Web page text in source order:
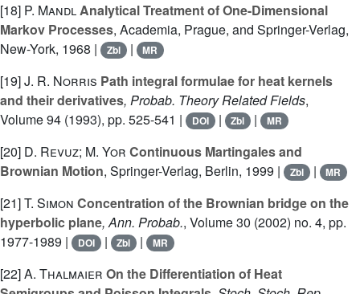
[18] P. MandlAnalytical Treatment of One-Dimensional
Markov Processes, Academia, Prague, and Springer-Verlag,
New-York, 1968 |
Zbl | MR
[19]J. R. Norris Path integral formulae for heat kernels
and their derivatives, Probab. Theory Related Fields,
Volume 94 (1993), pp. 525-541 | DOI | Zbl | MR
[20] D. Revuz; M. Yor Continuous Martingales and
Brownian Motion, Springer-Verlag, Berlin, 1999 | Zbl | MR
[21]T. Simon Concentration of the Brownian bridge on the
hyperbolic plane, Ann. Probab., Volume 30 (2002) no. 4, pp.
1977-1989 |
DOI | Zbl | MR
[22]A. Thalmaier On the Differentiation of Heat